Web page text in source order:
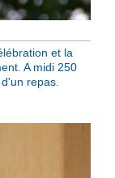
et la
A midi 250
repas.